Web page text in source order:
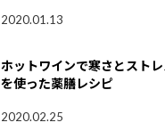
2020.01.13
ホットワインで寒さとスト
を使った薬膳レシピ
2020.02.25